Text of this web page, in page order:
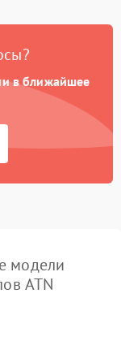
в ближайшее
модели
ATN